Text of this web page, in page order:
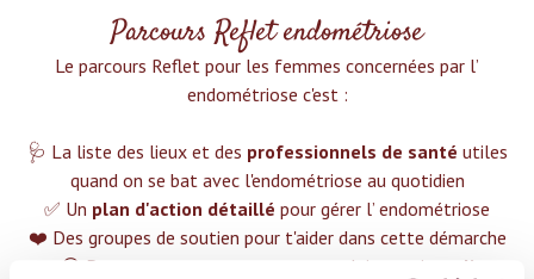
Parcours Reflet endométriose
Le parcours Reflet pour les femmes concernées par l’
endométriose c'est :‍
🩺 La liste des lieux et des professionnels de santé utiles
quand on se bat avec l'endométriose au quotidien
✅ Un plan d'action détaillé pour gérer l’ endométriose
❤️ Des groupes de soutien pour t'aider dans cette démarche
😉 Du contenu avec tout ce que tu dois savoir sur l’